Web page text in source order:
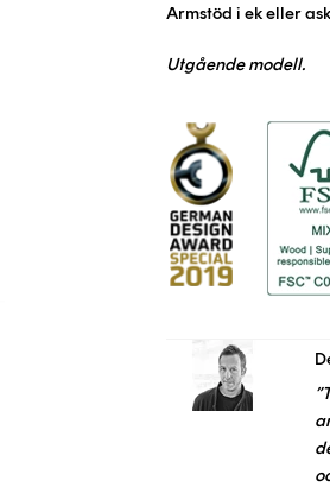
Armstöd i ek eller
Utgående modell.